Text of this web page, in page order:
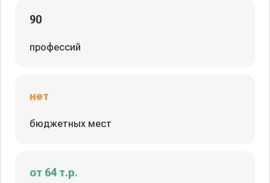
90
профессий
нет
бюджетных мест
от 64 т.р.